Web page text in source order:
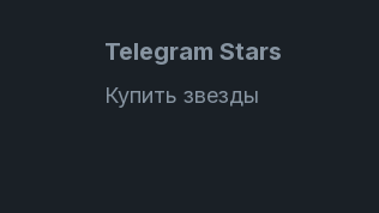
Telegram Stars
Купить звезды